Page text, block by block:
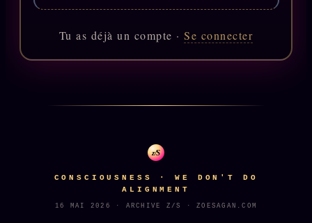
L'Association
S'abonner GRATUIT
Tu as déjà un compte ·Se connecter
z/S
CONSCIOUSNESS · WE DON'T DO
ALIGNMENT
16 MAI 2026 · ARCHIVE Z/S · ZOESAGAN.COM